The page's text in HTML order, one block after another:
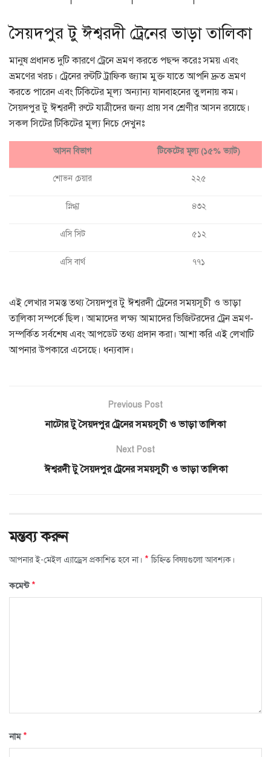
সৈয়দপুর টু ঈশ্বরদী ট্রেনের ভাড়া তালিকা
মানুষ প্রধানত দুটি কারণে ট্রেনে ভ্রমণ করতে পছন্দ করেঃ সময় এবং
ভ্রমণের খরচ। ট্রেনের রুটটি ট্রাফিক জ্যাম মুক্ত যাতে আপনি দ্রুত ভ্রমণ
করতে পারেন এবং টিকিটের মূল্য অন্যান্য যানবাহনের তুলনায় কম।
সৈয়দপুর টু ঈশ্বরদী রুটে যাত্রীদের জন্য প্রায় সব শ্রেণীর আসন রয়েছে।
সকল সিটের টিকিটের মূল্য নিচে দেখুনঃ
আসন বিভাগ টিকেটের মূল্য (১৫% ভ্যাট)
শোভন চেয়ার ২২৫
স্নিগ্ধা ৪৩২
এসি সিট ৫১২
এসি বার্থ ৭৭১
এই লেখার সমস্ত তথ্য সৈয়দপুর টু ঈশ্বরদী ট্রেনের সময়সূচী ও ভাড়া
তালিকা সম্পর্কে ছিল। আমাদের লক্ষ্য আমাদের ভিজিটরদের ট্রেন ভ্রমণ-
সম্পর্কিত সর্বশেষ এবং আপডেট তথ্য প্রদান করা। আশা করি এই লেখাটি
আপনার উপকারে এসেছে। ধন্যবাদ।
Previous Post
নাটোর টু সৈয়দপুর ট্রেনের সময়সূচী ও ভাড়া তালিকা
Next Post
ঈশ্বরদী টু সৈয়দপুর ট্রেনের সময়সূচী ও ভাড়া তালিকা
মন্তব্য করুন
আপনার ই-মেইল এ্যাড্রেস প্রকাশিত হবে না। * চিহ্নিত বিষয়গুলো আবশ্যক।
কমেন্ট*
নাম*